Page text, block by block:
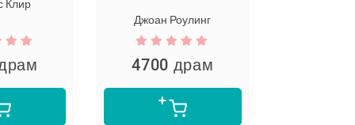
Клир
Джоан Роулинг
4700 драм